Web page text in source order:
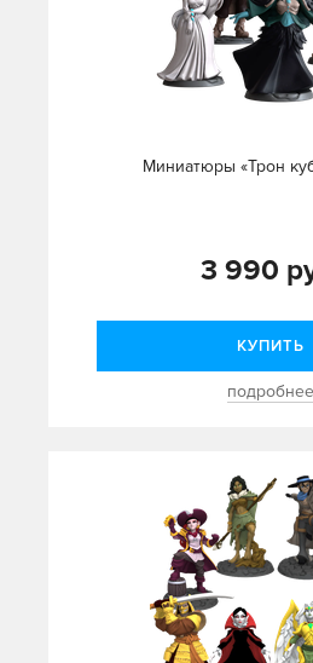
Миниатюры «Трон
3 990
КУПИТЬ
подробнее